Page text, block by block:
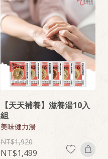
【天天補養】滋養湯10入
組
美味健力湯
1,920
1,499